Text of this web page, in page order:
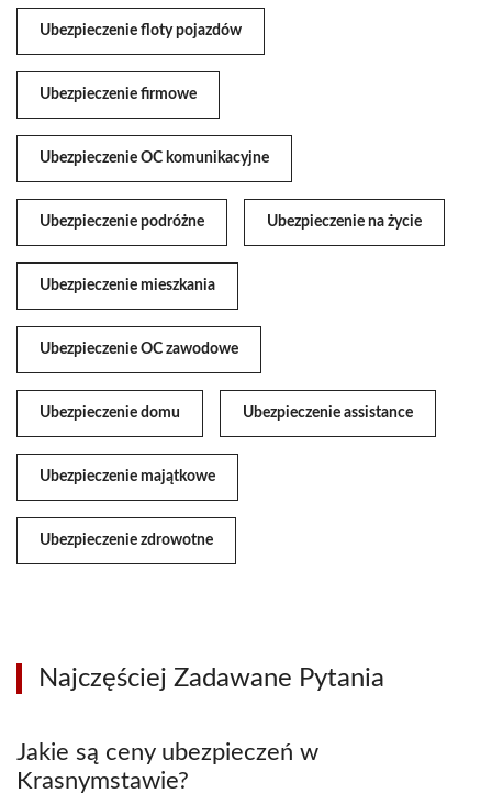
Ubezpieczenie floty pojazdów
Ubezpieczenie firmowe
Ubezpieczenie OC komunikacyjne
Ubezpieczenie podróżne Ubezpieczenie na życie
Ubezpieczenie mieszkania
Ubezpieczenie OC zawodowe
Ubezpieczenie domu Ubezpieczenie assistance
Ubezpieczenie majątkowe
Ubezpieczenie zdrowotne
Najczęściej Zadawane Pytania
Jakie są ceny ubezpieczeń w
Krasnymstawie?